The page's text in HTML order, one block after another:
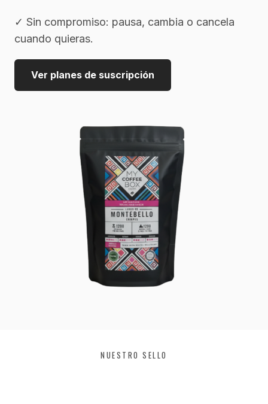
✓ Sin compromiso: pausa, cambia o cancela
cuando quieras.
Ver planes de suscripción
NUESTRO SELLO